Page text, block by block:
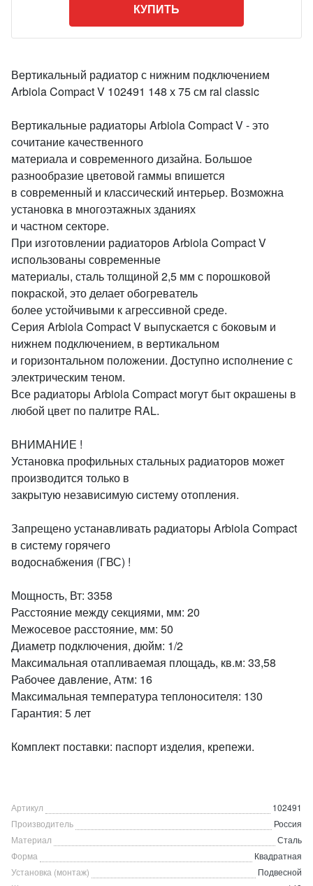
КУПИТЬ
Вертикальный радиатор с нижним подключением
Arbiola Compact V 102491 148 х 75 см ral classic
Вертикальные радиаторы Arbiola Compact V - это
сочитание качественного
материала и современного дизайна. Большое
разнообразие цветовой гаммы впишется
в современный и классический интерьер. Возможна
установка в многоэтажных зданиях
и частном секторе.
При изготовлении радиаторов Arbiola Compact V
использованы современные
материалы, сталь толщиной 2,5 мм с порошковой
покраской, это делает обогреватель
более устойчивыми к агрессивной среде.
Серия Arbiola Compact V выпускается с боковым и
нижнем подключением, в вертикальном
и горизонтальном положении. Доступно исполнение с
электрическим теном.
Все радиаторы Arbiola Сompact могут быт окрашены в
любой цвет по палитре RAL.
ВНИМАНИЕ !
Установка профильных стальных радиаторов может
производится только в
закрытую независимую систему отопления.
Запрещено устанавливать радиаторы Arbiola Compact
в систему горячего
водоснабжения (ГВС) !
Мощность, Вт: 3358
Расстояние между секциями, мм: 20
Межосевое расстояние, мм: 50
Диаметр подключения, дюйм: 1/2
Максимальная отапливаемая площадь, кв.м: 33,58
Рабочее давление, Атм: 16
Максимальная температура теплоносителя: 130
Гарантия: 5 лет
Комплект поставки: паспорт изделия, крепежи.
Артикул
102491
Производитель
Россия
Материал
Сталь
Форма
Квадратная
Установка (монтаж)
Подвесной